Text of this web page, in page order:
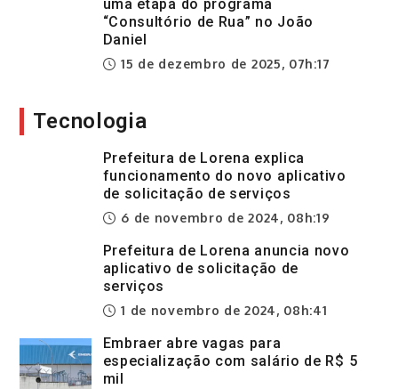
uma etapa do programa
“Consultório de Rua” no João
Daniel
15 de dezembro de 2025, 07h:17
Tecnologia
Prefeitura de Lorena explica
funcionamento do novo aplicativo
de solicitação de serviços
6 de novembro de 2024, 08h:19
Prefeitura de Lorena anuncia novo
aplicativo de solicitação de
serviços
1 de novembro de 2024, 08h:41
Embraer abre vagas para
especialização com salário de R$ 5
mil